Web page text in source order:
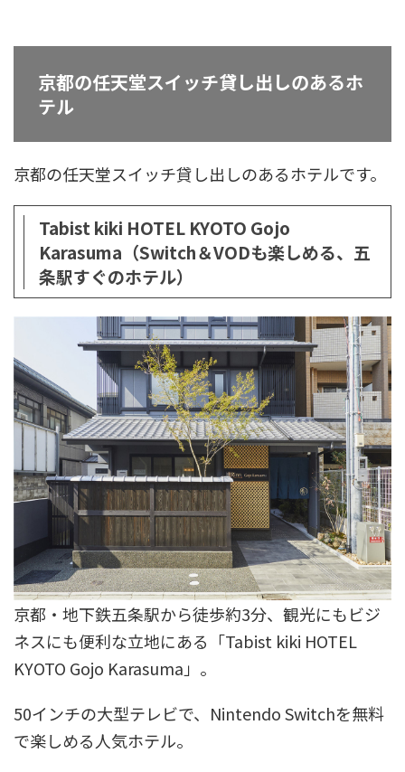
京都の任天堂スイッチ貸し出しのあるホ
テル
京都の任天堂スイッチ貸し出しのあるホテルです。
Tabist kiki HOTEL KYOTO Gojo
Karasuma（Switch＆VODも楽しめる、五
条駅すぐのホテル）
京都・地下鉄五条駅から徒歩約3分、観光にもビジ
ネスにも便利な立地にある「Tabist kiki HOTEL
KYOTO Gojo Karasuma」。
50インチの大型テレビで、Nintendo Switchを無料
で楽しめる人気ホテル。